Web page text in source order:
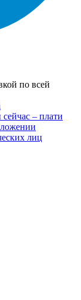
по всей
– плати
лиц